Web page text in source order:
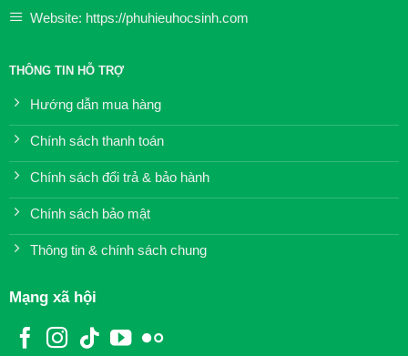
Website: https://phuhieuhocsinh.com
THÔNG TIN HỖ TRỢ
Hướng dẫn mua hàng
Chính sách thanh toán
Chính sách đổi trả & bảo hành
Chính sách bảo mật
Thông tin & chính sách chung
Mạng xã hội